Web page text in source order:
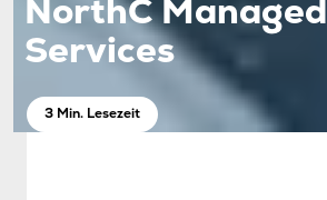
NorthC Managed
Services
3 Min. Lesezeit